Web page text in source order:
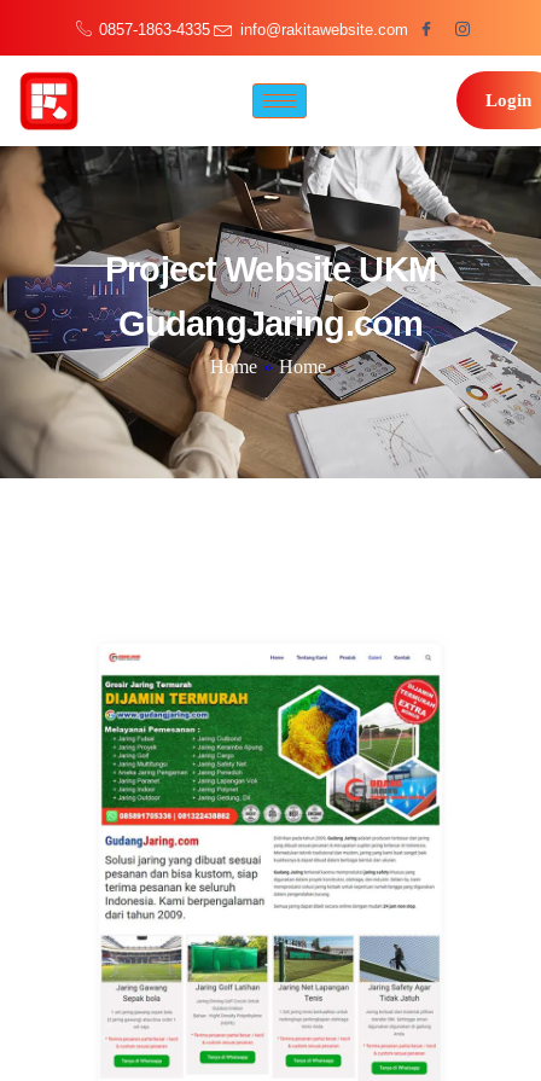
0857-1863-4335 info@rakitawebsite.com
Login
Project Website UKM
GudangJaring.com
Home » Home